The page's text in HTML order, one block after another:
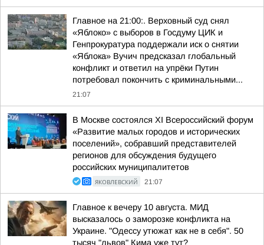
Главное на 21:00:. Верховный суд снял
«Яблоко» с выборов в Госдуму ЦИК и
Генпрокуратура поддержали иск о снятии
«Яблока» Вучич предсказал глобальный
конфликт и ответил на упрёки Путин
потребовал покончить с криминальными...
21:07
В Москве состоялся XI Всероссийский форум
«Развитие малых городов и исторических
поселений», собравший представителей
регионов для обсуждения будущего
российских муниципалитетов
ЯКОВЛЕВСКИЙ 21:07
Главное к вечеру 10 августа. МИД
высказалось о заморозке конфликта на
Украине. "Одессу утюжат как не в себя". 50
тысяч "львов" Кима уже тут?